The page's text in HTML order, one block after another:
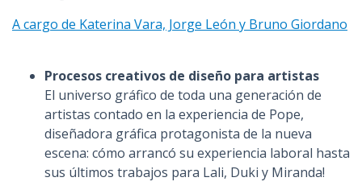
A cargo de Katerina Vara, Jorge León y Bruno Giordano
Procesos creativos de diseño para artistas
El universo gráfico de toda una generación de
artistas contado en la experiencia de Pope,
diseñadora gráfica protagonista de la nueva
escena: cómo arrancó su experiencia laboral hasta
sus últimos trabajos para Lali, Duki y Miranda!